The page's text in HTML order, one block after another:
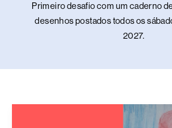
Primeiro desafio com um caderno
desenhos postados todos os
2027.